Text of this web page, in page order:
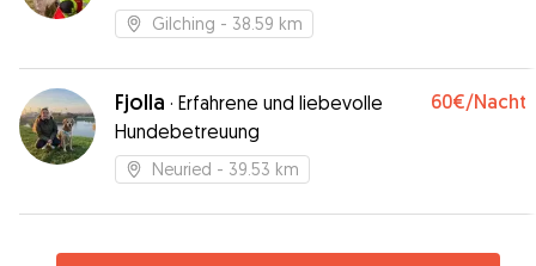
Gilching - 38.59 km
Fjolla · Erfahrene und liebevolle
Hundebetreuung
60€/Nacht
Neuried - 39.53 km